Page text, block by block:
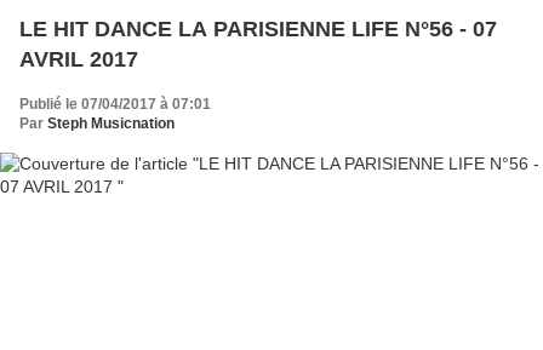
LE HIT DANCE LA PARISIENNE LIFE N°56 - 07
AVRIL 2017
Publié le 07/04/2017 à 07:01
Par Steph Musicnation